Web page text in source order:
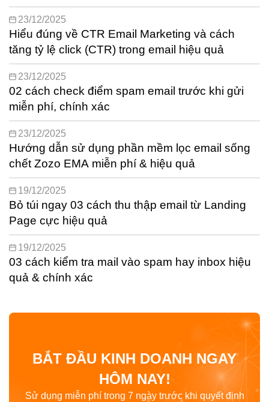
23/12/2025
Hiểu đúng về CTR Email Marketing và cách
tăng tỷ lệ click (CTR) trong email hiệu quả
23/12/2025
02 cách check điểm spam email trước khi gửi
miễn phí, chính xác
23/12/2025
Hướng dẫn sử dụng phần mềm lọc email sống
chết Zozo EMA miễn phí & hiệu quả
19/12/2025
Bỏ túi ngay 03 cách thu thập email từ Landing
Page cực hiệu quả
19/12/2025
03 cách kiểm tra mail vào spam hay inbox hiệu
quả & chính xác
BẮT ĐẦU KINH DOANH NGAY
HÔM NAY!
Sử dụng miễn phí trong 7 ngày trước khi quyết định